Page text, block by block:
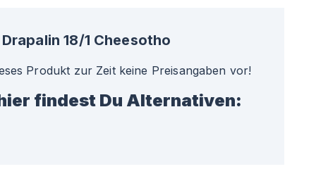
Drapalin 18/1 Cheesotho
Produkt zur Zeit keine Preisangaben vor!
findest Du Alternativen: